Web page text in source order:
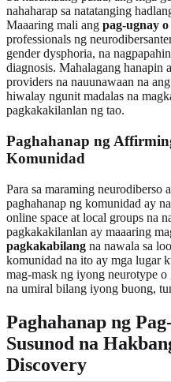
nahaharap sa natatanging
Maaaring mali ang pag-ugnay
professionals ng
gender dysphoria, na
diagnosis. Mahalagang hanapin
providers na nauunawaan na
hiwalay ngunit madalas na
pagkakakilanlan ng tao.
Paghahanap ng
Komunidad
Para sa maraming neurodiberso
paghahanap ng komunidad ay
online space at local groups na
pagkakakilanlan ay maaaring
pagkakabilang na nawala sa
komunidad na ito ay mga lugar
mag-mask ng iyong neurotype
na umiral bilang iyong buong,
Paghahanap ng
Susunod na
Discovery